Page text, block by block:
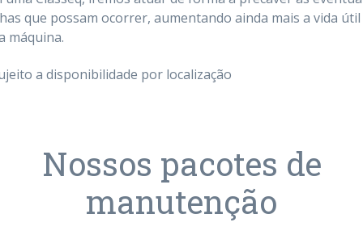
que possam ocorrer, aumentando ainda mais a vida útil
máquina.
a disponibilidade por localização
Nossos pacotes de
manutenção